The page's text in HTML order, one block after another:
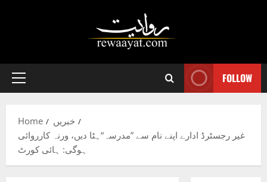
Primary
FOLLOW
Home
خبریں
غیر رجسٹرڈ ادارے اپنے نام سے ”مدرسہ“ہٹا دیں، ورنہ کارروائی
ہوگی: ہائی کورٹ